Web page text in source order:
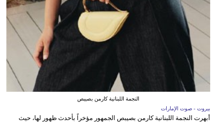
النجمة اللبنانية كارمن بصيبص
بيروت - صوت الإمارات
أبهرت النجمة اللبنانية كارمن بصيبص الجمهور مؤخراً بأحدث ظهور لها، حيث